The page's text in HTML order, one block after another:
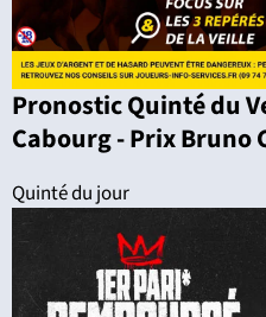
Pronostic Quinté du
Cabourg - Prix Bruno
Quinté du jour